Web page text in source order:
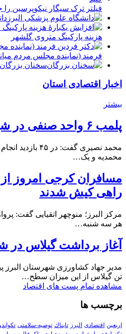
فیلتر ترک سیگار نیکوپرسین را
هزینه پارکینگ متروی گلشهر
فرمند (نماينده مجلس مردم
سخنان بزرگان
اخبار اقتصادی استان
بیشتر
پلمب ۶ واحد صنفی در شهرستان البرز
محمدیه و یک…
مسافران کرجی امروز از
راهی کیش شدند
مرکز البرز؛ منوچهر اتقیایی گفت:
هر سه شنبه…
آغاز برداشت گیلاس در
تن گیلاس از این میزان سطح…
مشاهده تمام پست های اقتصاد
برچسب ها
اربعین اقتصادی البرز تابناك توصیه-سلامتی